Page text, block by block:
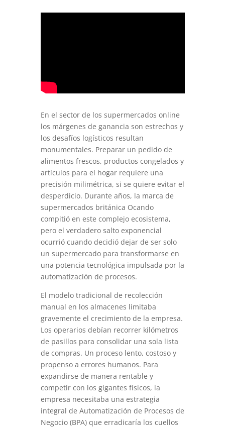
En el sector de los supermercados online
los márgenes de ganancia son estrechos y
los desafíos logísticos resultan
monumentales. Preparar un pedido de
alimentos frescos, productos congelados y
artículos para el hogar requiere una
precisión milimétrica, si se quiere evitar el
desperdicio. Durante años, la marca de
supermercados británica Ocando
compitió en este complejo ecosistema,
pero el verdadero salto exponencial
ocurrió cuando decidió dejar de ser solo
un supermercado para transformarse en
una potencia tecnológica impulsada por la
automatización de procesos.
El modelo tradicional de recolección
manual en los almacenes limitaba
gravemente el crecimiento de la empresa.
Los operarios debían recorrer kilómetros
de pasillos para consolidar una sola lista
de compras. Un proceso lento, costoso y
propenso a errores humanos. Para
expandirse de manera rentable y
competir con los gigantes físicos, la
empresa necesitaba una estrategia
integral de Automatización de Procesos de
Negocio (BPA) que erradicaría los cuellos